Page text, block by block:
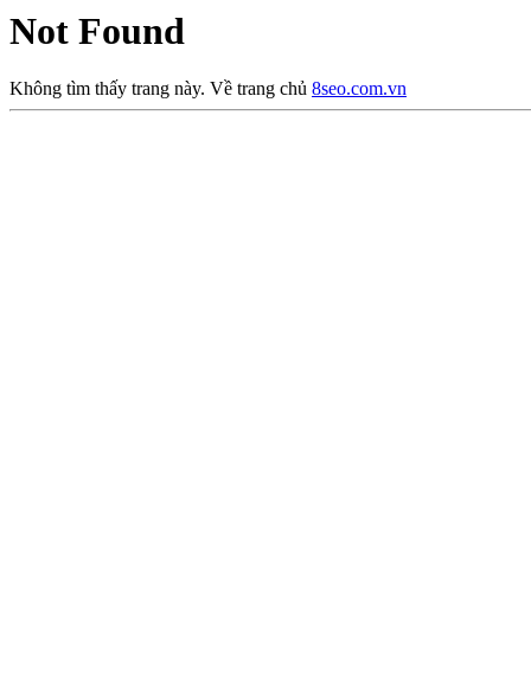
Not Found
Không tìm thấy trang này. Về trang chủ 8seo.com.vn